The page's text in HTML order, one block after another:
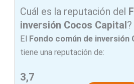
Cuál es la reputación del
inversión Cocos Capital ?
El
Fondo común de inversión
tiene una reputación de:
3,7